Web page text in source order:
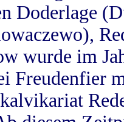
Doderlage
wurde im
Freudenfier